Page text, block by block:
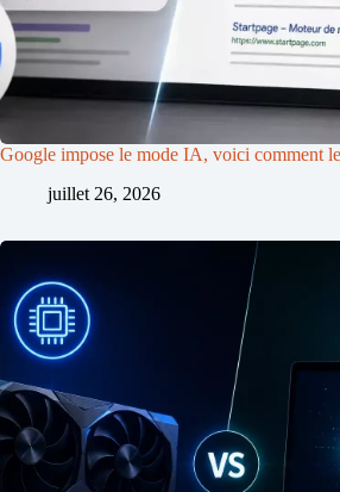
Google impose le mode IA, voici comment
juillet 26, 2026